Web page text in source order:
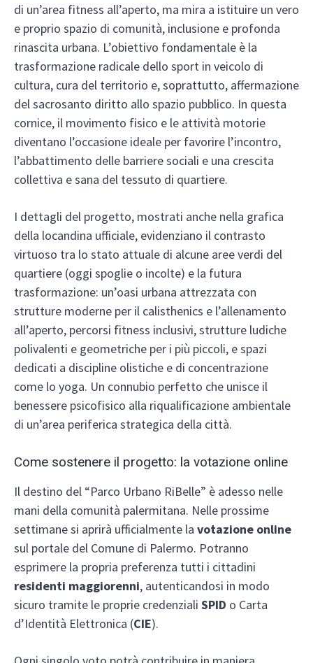
di un’area fitness all’aperto, ma mira a istituire un vero
e proprio spazio di comunità, inclusione e profonda
rinascita urbana. L’obiettivo fondamentale è la
trasformazione radicale dello sport in veicolo di
cultura, cura del territorio e, soprattutto, affermazione
del sacrosanto diritto allo spazio pubblico. In questa
cornice, il movimento fisico e le attività motorie
diventano l’occasione ideale per favorire l’incontro,
l’abbattimento delle barriere sociali e una crescita
collettiva e sana del tessuto di quartiere.
I dettagli del progetto, mostrati anche nella grafica
della locandina ufficiale, evidenziano il contrasto
virtuoso tra lo stato attuale di alcune aree verdi del
quartiere (oggi spoglie o incolte) e la futura
trasformazione: un’oasi urbana attrezzata con
strutture moderne per il calisthenics e l’allenamento
all’aperto, percorsi fitness inclusivi, strutture ludiche
polivalenti e geometriche per i più piccoli, e spazi
dedicati a discipline olistiche e di concentrazione
come lo yoga. Un connubio perfetto che unisce il
benessere psicofisico alla riqualificazione ambientale
di un’area periferica strategica della città.
Come sostenere il progetto: la votazione online
Il destino del “Parco Urbano RiBelle” è adesso nelle
mani della comunità palermitana. Nelle prossime
settimane si aprirà ufficialmente la votazione online
sul portale del Comune di Palermo. Potranno
esprimere la propria preferenza tutti i cittadini
residenti maggiorenni, autenticandosi in modo
sicuro tramite le proprie credenziali SPID o Carta
d’Identità Elettronica (CIE).